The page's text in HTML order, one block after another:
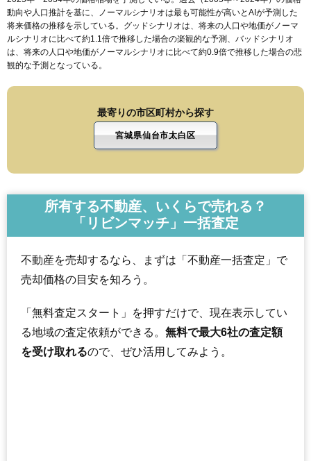
動向や人口推計を基に、ノーマルシナリオは最も可能性が高いとAIが予測した
将来価格の推移を示している。グッドシナリオは、将来の人口や地価がノーマ
ルシナリオに比べて約1.1倍で推移した場合の楽観的な予測、バッドシナリオ
は、将来の人口や地価がノーマルシナリオに比べて約0.9倍で推移した場合の悲
観的な予測となっている。
最寄りの市区町村から探す
宮城県仙台市太白区
所有する不動産、いくらで売れる？
「リビンマッチ」一括査定
不動産を売却するなら、まずは「不動産一括査定」で
売却価格の目安を知ろう。
「無料査定スタート」を押すだけで、現在表示してい
る地域の査定依頼ができる。 無料で最大6社の査定額
を受け取れるので、ぜひ活用してみよう。